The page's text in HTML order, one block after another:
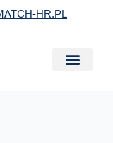
HR.PL